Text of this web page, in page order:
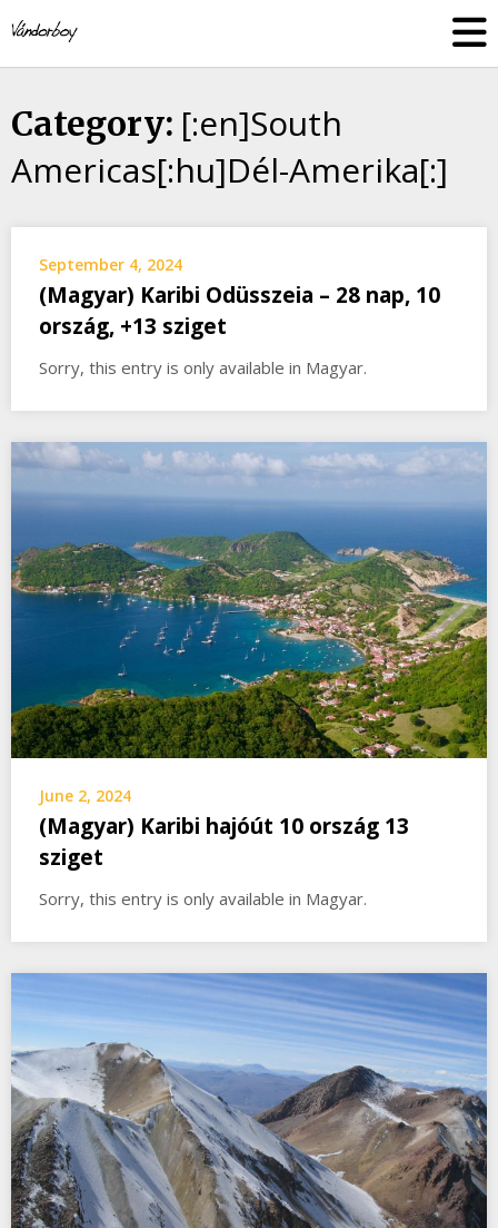
to
content
Category: [:en]South
Americas[:hu]Dél-Amerika[:]
September 4, 2024
(Magyar) Karibi Odüsszeia – 28 nap, 10
ország, +13 sziget
Sorry, this entry is only available in Magyar.
June 2, 2024
(Magyar) Karibi hajóút 10 ország 13
sziget
Sorry, this entry is only available in Magyar.